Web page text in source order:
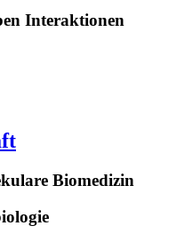
Interaktionen
Biomedizin